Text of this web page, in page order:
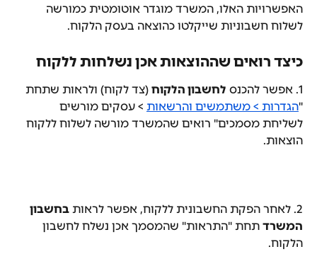
האפשרויות האלו, המשרד מוגדר אוטומטית כמורשה
לשלוח חשבוניות שייקלטו כהוצאה בעסק הלקוח.
כיצד רואים שההוצאות אכן נשלחות ללקוח
1. אפשר להכנס לחשבון הלקוח (צד לקוח) ולראות שתחת
"הגדרות > משתמשים והרשאות > עסקים מורשים
לשליחת מסמכים" רואים שהמשרד מורשה לשלוח ללקוח
הוצאות.
2. לאחר הפקת החשבונית ללקוח, אפשר לראות
בחשבון
המשרד תחת "התראות" שהמסמך אכן נשלח לחשבון
הלקוח.